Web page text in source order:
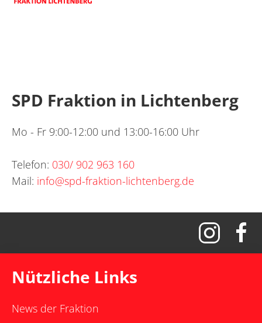
SPD Fraktion in Lichtenberg
Mo - Fr 9:00-12:00 und 13:00-16:00 Uhr
Telefon: 030/ 902 963 160
Mail: info@spd-fraktion-lichtenberg.de
Nützliche Links
News der Fraktion